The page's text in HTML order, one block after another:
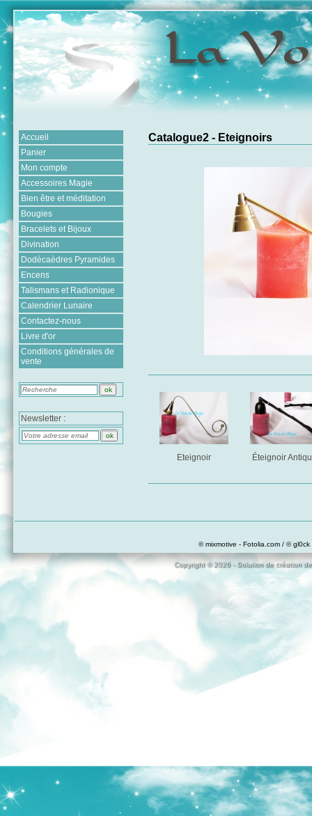
Accueil
Panier
Mon compte
Accessoires Magie
Bien être et méditation
Bougies
Bracelets et Bijoux
Divination
Dodécaèdres Pyramides
Encens
Talismans et Radionique
Calendrier Lunaire
Contactez-nous
Livre d'or
Conditions générales de
vente
Newsletter :
Catalogue2 - Eteignoirs
Eteignoir Éteignoir
© mixmotive - Fotolia.com / ©
Copyright © 2026 - Solution de création